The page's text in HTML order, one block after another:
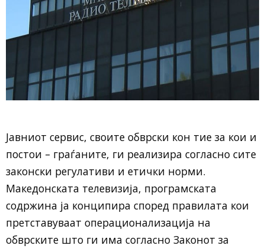
Јавниот сервис, своите обврски кон тие за кои и
постои – граѓаните, ги реализира согласно сите
законски регулативи и етички норми.
Македонската телевизија, програмската
содржина ја конципира според правилата кои
претставуваат операционализација на
обврските што ги има согласно Законот за